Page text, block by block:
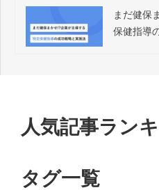
まだ健保
保健指導
人気記事ラン
タグ一覧